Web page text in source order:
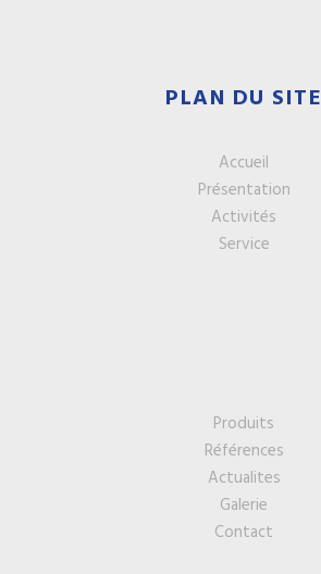
PLAN DU SITE
Accueil
Présentation
Activités
Service
Produits
Références
Actualites
Galerie
Contact